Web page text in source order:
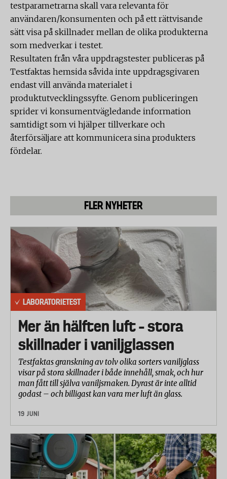
testparametrarna skall vara relevanta för
användaren/konsumenten och på ett rättvisande
sätt visa på skillnader mellan de olika produkterna
som medverkar i testet.
Resultaten från våra uppdragstester publiceras på
Testfaktas hemsida såvida inte uppdragsgivaren
endast vill använda materialet i
produktutvecklingssyfte. Genom publiceringen
sprider vi konsumentvägledande information
samtidigt som vi hjälper tillverkare och
återförsäljare att kommunicera sina produkters
fördelar.
FLER NYHETER
LABORATORIETEST
Mer än hälften luft – stora
skillnader i vaniljglassen
Testfaktas granskning av tolv olika sorters vaniljglass
visar på stora skillnader i både innehåll, smak, och hur
man fått till själva vaniljsmaken. Dyrast är inte alltid
godast – och billigast kan vara mer luft än glass.
19 JUNI